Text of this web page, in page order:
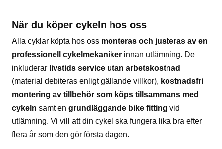
När du köper cykeln hos oss
Alla cyklar köpta hos oss monteras och justeras av en
professionell cykelmekaniker innan utlämning. De
inkluderar livstids service utan arbetskostnad
(material debiteras enligt gällande villkor), kostnadsfri
montering av tillbehör som köps tillsammans med
cykeln samt en grundläggande bike fitting vid
utlämning. Vi vill att din cykel ska fungera lika bra efter
flera år som den gör första dagen.